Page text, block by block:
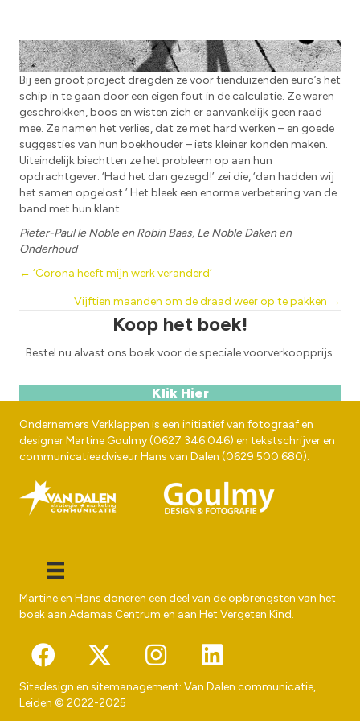
Had het dan gezegd!
Bij een groot project dreigden ze voor tienduizenden euro’s het
schip in te gaan door een eigen fout in de calculatie. Ze waren
geschrokken, boos en wisten zich er aanvankelijk geen raad
mee. Ze namen het verlies, dat ze met hard werken – en goede
suggesties van hun boekhouder – iets kleiner konden maken.
Uiteindelijk biechtten ze het probleem op aan hun
opdrachtgever. ‘Had het dan gezegd!’ zei die, ‘dan hadden wij
het samen opgelost.’ Het bleek een enorme verbetering van de
band met hun klant.
Pieter-Paul le Noble en Robin Baas, Le Noble Daken en
Onderhoud
Posts
navigation
← ‘Corona heeft mijn werk veranderd’
Vijftien maanden om de draad weer op te pakken →
Koop het boek!
Bestel nu alvast ons boek voor de speciale voorverkoopprijs.
Klik Hier
Ondernemers Verklappen is een initiatief van fotograaf en
designerMartine Goulmy(0627 346 046) en tekstschrijver en
communicatieadviseurHans van Dalen (0629 500 680).
Martine en Hans doneren een deel van de opbrengsten van het
boek aan Adamas Centrum en aan Het Vergeten Kind.
Sitedesign en sitemanagement: Van Dalen communicatie,
Leiden © 2022-2025